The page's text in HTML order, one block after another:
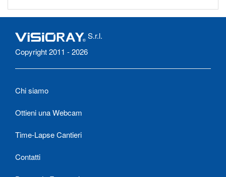
S.r.l.
Copyright 2011 - 2026
Chi siamo
Ottieni una Webcam
Time-Lapse Cantieri
Contatti